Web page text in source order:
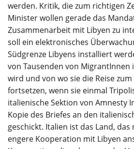
werden. Kritik, die zum richtigen
Minister wollen gerade das
Zusammenarbeit mit Libyen zu
soll ein elektronisches
Südgrenze Libyens installiert
von Tausenden von
wird und von wo sie die Reise
fortsetzen, wenn sie einmal
italienische Sektion von Amnesty
Kopie des Briefes an den
geschickt. Italien ist das Land,
engere Kooperation mit Libyen